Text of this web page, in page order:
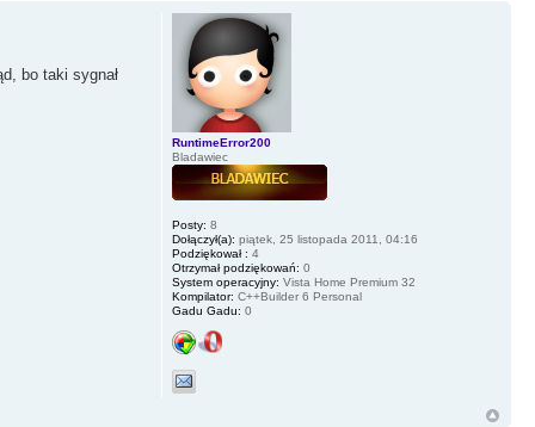
bo taki sygnał
RuntimeError200
Bladawiec
Posty: 8
Dołączył(a): piątek, 25 listopada 2011, 04:16
Podziękował : 4
Otrzymał podziękowań: 0
System operacyjny: Vista Home Premium 32
Kompilator: C++Builder 6 Personal
Gadu Gadu: 0